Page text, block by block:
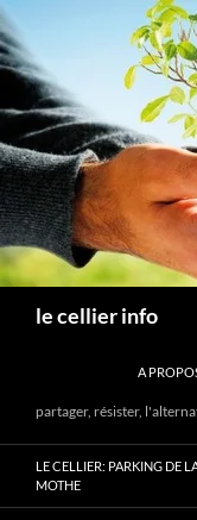
Aller
au
contenu
le cellier info
A
partager, résister,
LE CELLIER: PARKING DE
MOTHE